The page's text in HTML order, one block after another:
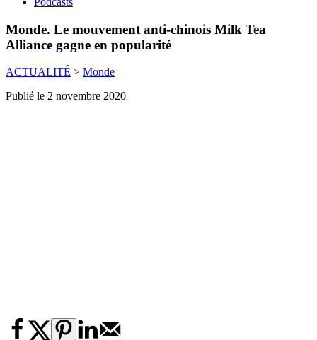
Monde. Le mouvement anti-chinois Milk Tea
Alliance gagne en popularité
ACTUALITÉ > Monde
Publié le 2 novembre 2020